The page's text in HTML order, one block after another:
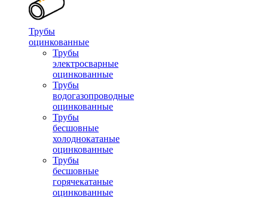
Трубы
оцинкованные
Трубы
электросварные
оцинкованные
Трубы
водогазопроводные
оцинкованные
Трубы
бесшовные
холоднокатаные
оцинкованные
Трубы
бесшовные
горячекатаные
оцинкованные